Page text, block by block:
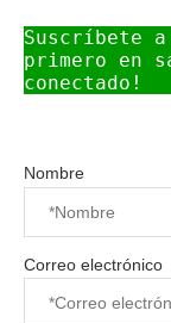
Suscríbete a
primero en
conectado!
Nombre
Correo electrónico